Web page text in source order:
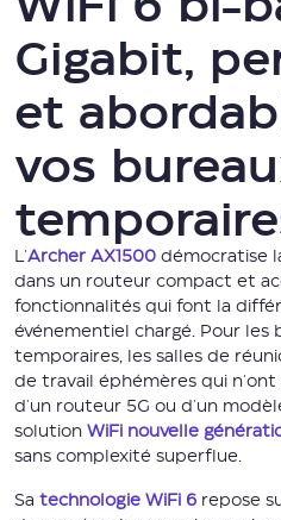
Gigabit,
et
vos
L'Archer AX1500 démocratise
dans un routeur compact et
fonctionnalités qui font la
événementiel chargé. Pour
temporaires, les salles de
de travail éphémères qui n'ont
d'un routeur 5G ou d'un
solution WiFi nouvelle
sans complexité superflue.
Sa technologie WiFi 6 repose